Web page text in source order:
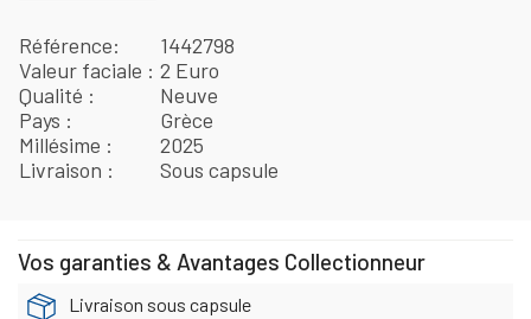
Référence
1442798
Valeur faciale
2 Euro
Qualité
Neuve
Pays
Grèce
Millésime
2025
Livraison
Sous capsule
Vos garanties & Avantages Collectionneur
Livraison sous capsule